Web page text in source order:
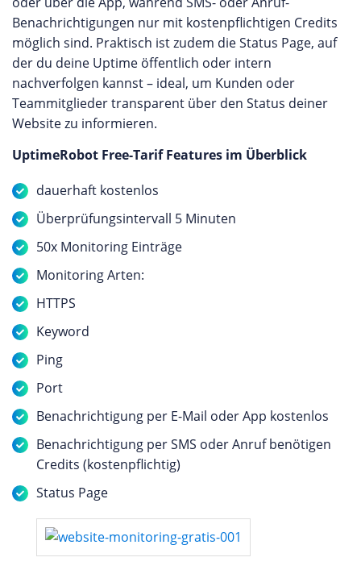
Benachrichtigungen nur mit kostenpflichtigen Credits
möglich sind. Praktisch ist zudem die Status Page, auf
der du deine Uptime öffentlich oder intern
nachverfolgen kannst – ideal, um Kunden oder
Teammitglieder transparent über den Status deiner
Website zu informieren.
UptimeRobot Free-Tarif Features im Überblick
dauerhaft kostenlos
Überprüfungsintervall 5 Minuten
50x Monitoring Einträge
Monitoring Arten:
HTTPS
Keyword
Ping
Port
Benachrichtigung per E-Mail oder App kostenlos
Benachrichtigung per SMS oder Anruf benötigen
Credits (kostenpflichtig)
Status Page